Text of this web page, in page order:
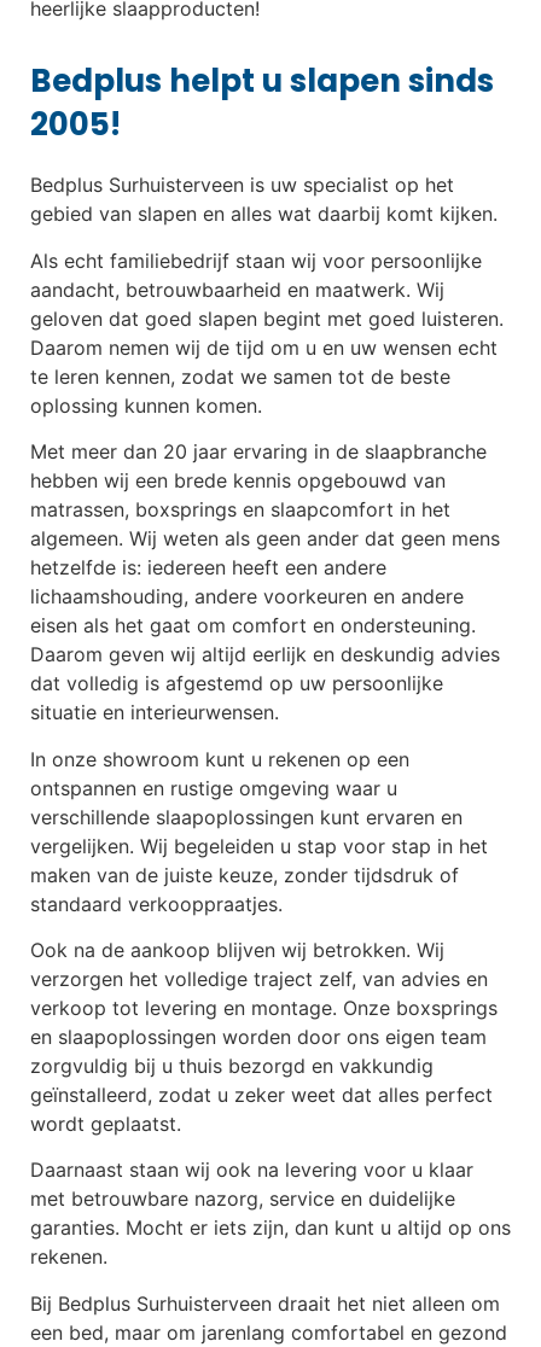
Bedplus helpt u slapen sinds
2005!
Bedplus Surhuisterveen is uw specialist op het
gebied van slapen en alles wat daarbij komt kijken.
Als echt familiebedrijf staan wij voor persoonlijke
aandacht, betrouwbaarheid en maatwerk. Wij
geloven dat goed slapen begint met goed luisteren.
Daarom nemen wij de tijd om u en uw wensen echt
te leren kennen, zodat we samen tot de beste
oplossing kunnen komen.
Met meer dan 20 jaar ervaring in de slaapbranche
hebben wij een brede kennis opgebouwd van
matrassen, boxsprings en slaapcomfort in het
algemeen. Wij weten als geen ander dat geen mens
hetzelfde is: iedereen heeft een andere
lichaamshouding, andere voorkeuren en andere
eisen als het gaat om comfort en ondersteuning.
Daarom geven wij altijd eerlijk en deskundig advies
dat volledig is afgestemd op uw persoonlijke
situatie en interieurwensen.
In onze showroom kunt u rekenen op een
ontspannen en rustige omgeving waar u
verschillende slaapoplossingen kunt ervaren en
vergelijken. Wij begeleiden u stap voor stap in het
maken van de juiste keuze, zonder tijdsdruk of
standaard verkooppraatjes.
Ook na de aankoop blijven wij betrokken. Wij
verzorgen het volledige traject zelf, van advies en
verkoop tot levering en montage. Onze boxsprings
en slaapoplossingen worden door ons eigen team
zorgvuldig bij u thuis bezorgd en vakkundig
geïnstalleerd, zodat u zeker weet dat alles perfect
wordt geplaatst.
Daarnaast staan wij ook na levering voor u klaar
met betrouwbare nazorg, service en duidelijke
garanties. Mocht er iets zijn, dan kunt u altijd op ons
rekenen.
Bij Bedplus Surhuisterveen draait het niet alleen om
een bed, maar om jarenlang comfortabel en gezond
heerlijke slaapproducten!